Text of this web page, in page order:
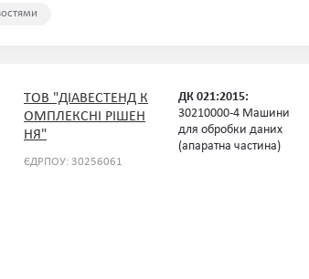
ТОВ "ДІАВЕСТЕНД К
ОМПЛЕКСНІ РІШЕН
НЯ"
ЄДРПОУ: 30256061
ДК 021:2015:
30210000-4 Машини
для обробки даних
(апаратна частина)